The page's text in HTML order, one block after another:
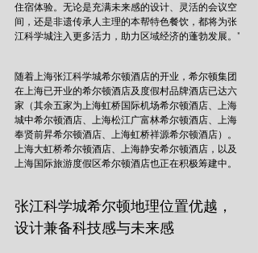
住宿体验。无论是充满未来感的设计、灵活的会议空
间，还是非遗传承人主理的本帮特色餐饮，都将为张
江科学城注入更多活力，助力区域经济的蓬勃发展。”
随着上海张江科学城希尔顿酒店的开业，希尔顿集团
在上海已开业的希尔顿酒店及度假村品牌酒店已达六
家（其余五家为上海虹桥国际机场希尔顿酒店、上海
城中希尔顿酒店、上海松江广富林希尔顿酒店、上海
奉贤前昇希尔顿酒店、上海虹桥祥源希尔顿酒店）。
上海大虹桥希尔顿酒店、上海静安希尔顿酒店，以及
上海国际旅游度假区希尔顿酒店也正在积极筹建中。
张江科学城希尔顿地理位置优越，
设计兼备科技感与未来感